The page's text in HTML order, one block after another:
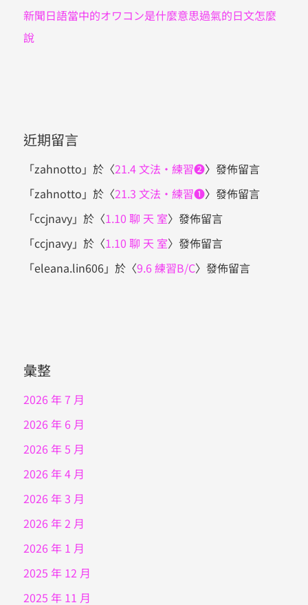
新聞日語當中的オワコン是什麼意思過氣的日文怎麼
說
近期留言
「zahnotto 」於〈21.4 文法・練習❷〉發佈留言
「zahnotto 」於〈21.3 文法・練習❶〉發佈留言
「ccjnavy」於〈1.10 聊 天 室〉發佈留言
「ccjnavy」於〈1.10 聊 天 室〉發佈留言
「eleana.lin606」於〈9.6 練習B/C〉發佈留言
彙整
2026 年 7 月
2026 年 6 月
2026 年 5 月
2026 年 4 月
2026 年 3 月
2026 年 2 月
2026 年 1 月
2025 年 12 月
2025 年 11 月